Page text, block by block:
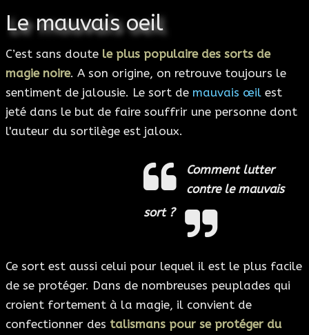
Le mauvais oeil
C’est sans doute le plus populaire des sorts de
magie noire. A son origine, on retrouve toujours le
sentiment de jalousie. Le sort de mauvais œil est
jeté dans le but de faire souffrir une personne dont
l'auteur du sortilège est jaloux.
Comment lutter
contre le mauvais
sort ?
Ce sort est aussi celui pour lequel il est le plus facile
de se protéger. Dans de nombreuses peuplades qui
croient fortement à la magie, il convient de
confectionner des talismans pour se protéger du